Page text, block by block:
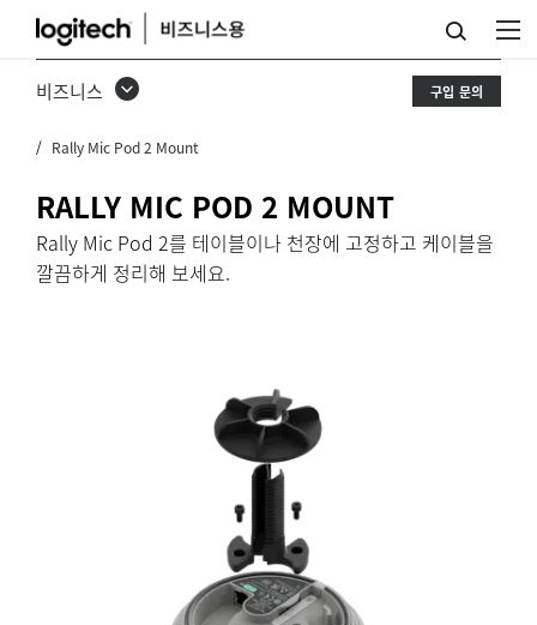
RALLY
MIC
POD
MOUNT
비즈니스 구입 문의
Rally Mic Pod 2 Mount
RALLY MIC POD 2 MOUNT
Rally Mic Pod 2를 테이블이나 천장에 고정하고 케이블을
깔끔하게 정리해 보세요.